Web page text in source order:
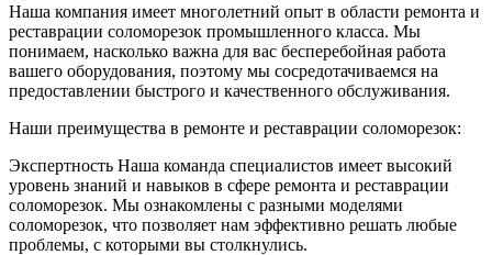
Наша компания имеет многолетний опыт в области ремонта и
реставрации соломорезок промышленного класса. Мы
понимаем, насколько важна для вас бесперебойная работа
вашего оборудования, поэтому мы сосредотачиваемся на
предоставлении быстрого и качественного обслуживания.
Наши преимущества в ремонте и реставрации соломорезок:
Экспертность Наша команда специалистов имеет высокий
уровень знаний и навыков в сфере ремонта и реставрации
соломорезок. Мы ознакомлены с разными моделями
соломорезок, что позволяет нам эффективно решать любые
проблемы, с которыми вы столкнулись.